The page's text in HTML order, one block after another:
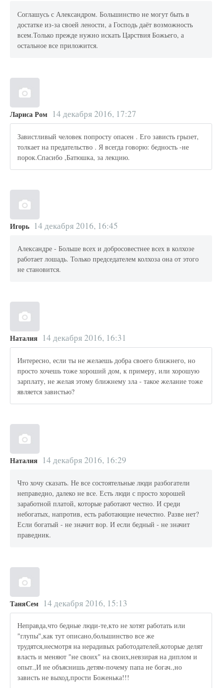
Соглашусь с Александром. Большинство не могут быть в
достатке из-за своей лености, а Господь даёт возможность
всем.Только прежде нужно искать Царствия Божьего, а
остальное все приложится.
Лариса Ром 14 декабря 2016, 17:27
Завистливый человек попросту опасен . Его зависть грызет,
толкает на предательство . Я всегда говорю: бедность -не
порок.Спасибо ,Батюшка, за лекцию.
Игорь 14 декабря 2016, 16:45
Александре - Больше всех и добросовестнее всех в колхозе
работает лошадь. Только председателем колхоза она от этого
не становится.
Наталия 14 декабря 2016, 16:31
Интересно, если ты не желаешь добра своего ближнего, но
просто хочешь тоже хороший дом, к примеру, или хорошую
зарплату, не желая этому ближнему зла - такое желание тоже
является завистью?
Наталия 14 декабря 2016, 16:29
Что хочу сказать. Не все состоятельные люди разбогатели
неправедно, далеко не все. Есть люди с просто хорошей
заработной платой, которые работают честно. И среди
небогатых, напротив, есть работающие нечестно. Разве нет?
Если богатый - не значит вор. И если бедный - не значит
праведник.
ТаняСем 14 декабря 2016, 15:13
Неправда,что бедные люди-те,кто не хотят работать или
"глупы",как тут описано,большинство все же
трудятся,несмотря на нерадивых работодателей,которые делят
власть и меняют "не своих" на своих,невзирая на диплом и
опыт.,И не объяснишь детям-почему папа не богач.,но
зависть не выход,прости Боженька!!!